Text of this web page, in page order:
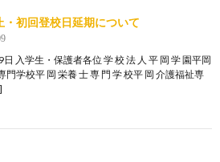
・初回登校日延期について
入学生・保護者各位 学 校 法 人 平 岡 学 園平岡
門学校平 岡 栄養 士 専 門 学 校平 岡 介護福祉専